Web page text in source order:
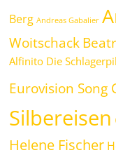
Berg Andreas Gabalier
Woitschack
Alfinito Die
Eurovision Song
Silbereisen
Helene Fischer